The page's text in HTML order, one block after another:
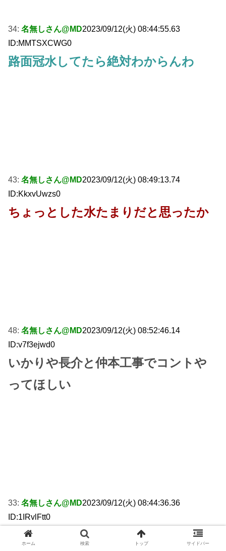
34: 名無しさん@MD2023/09/12(火) 08:44:55.63
ID:MMTSXCWG0
路面冠水してたら絶対わからんわ
43: 名無しさん@MD2023/09/12(火) 08:49:13.74
ID:KkxvUwzs0
ちょっとした水たまりだと思ったか
48: 名無しさん@MD2023/09/12(火) 08:52:46.14
ID:v7f3ejwd0
いかりや長介と仲本工事でコントや
ってほしい
33: 名無しさん@MD2023/09/12(火) 08:44:36.36
ID:1IRvlFtt0
これよう脱出できたな
ホーム 検索 トップ サイドバー